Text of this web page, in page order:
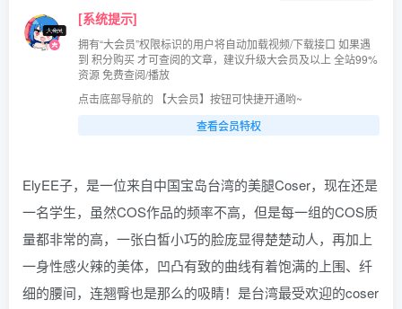
[系统提示]
拥有“大会员”权限标识的用户将自动加载视频/下载接口 如果遇
到 积分购买 才可查阅的文章，建议升级大会员及以上 全站99%
资源 免费查阅/播放
点击底部导航的 【大会员】按钮可快捷开通哟~
查看会员特权
ElyEE子，是一位来自中国宝岛台湾的美腿Coser，现在还是
一名学生，虽然COS作品的频率不高，但是每一组的COS质
量都非常的高，一张白皙小巧的脸庞显得楚楚动人，再加上
一身性感火辣的美体，凹凸有致的曲线有着饱满的上围、纤
细的腰间，连翘臀也是那么的吸睛！是台湾最受欢迎的coser